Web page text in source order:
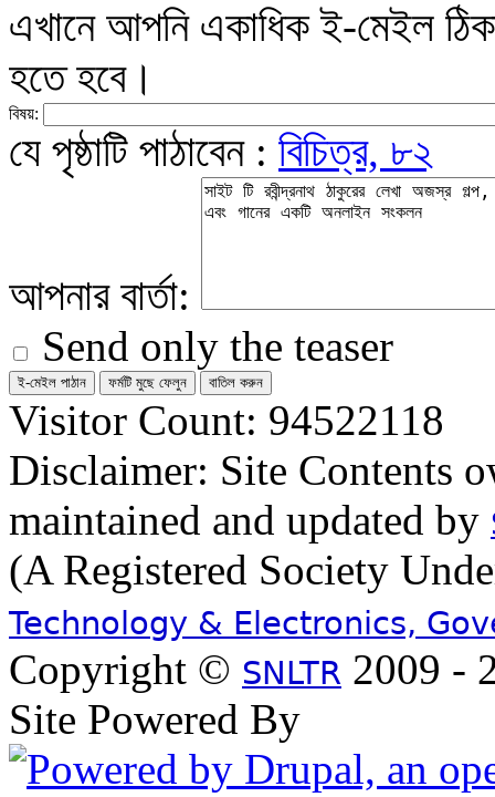
এখানে আপনি একাধিক ই-মেইল
হতে হবে।
বিষয়:
যে পৃষ্ঠাটি পাঠাবেন : বিচিত্র, ৮২
আপনার বার্তা:
Send only the teaser
Visitor Count: 94522118
Disclaimer: Site Contents
maintained and updated by
(A Registered Society
Technology & Electronics,
Copyright © SNLTR 2009 -
Site Powered By